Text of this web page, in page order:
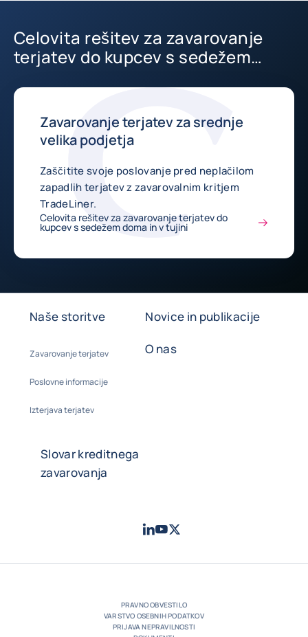
Celovita rešitev za zavarovanje
terjatev do kupcev s sedežem
Zavarovanje terjatev za srednje
velika podjetja
Zaščitite svoje poslovanje pred neplačilom
zapadlih terjatev z zavarovalnim kritjem
TradeLiner.
Celovita rešitev za zavarovanje terjatev do
kupcev s sedežem doma in v tujini
Naše storitve
Zavarovanje terjatev
Poslovne informacije
Izterjava terjatev
Novice in publikacije
O nas
Slovar kreditnega
zavarovanja
LinkedIn
Youtube
Twitter
PRAVNO OBVESTILO
VARSTVO OSEBNIH PODATKOV
PRIJAVA NEPRAVILNOSTI